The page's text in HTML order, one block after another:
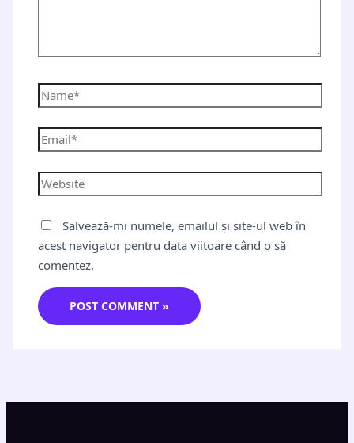
Salvează-mi numele, emailul și site-ul web în
acest navigator pentru data viitoare când o să
comentez.